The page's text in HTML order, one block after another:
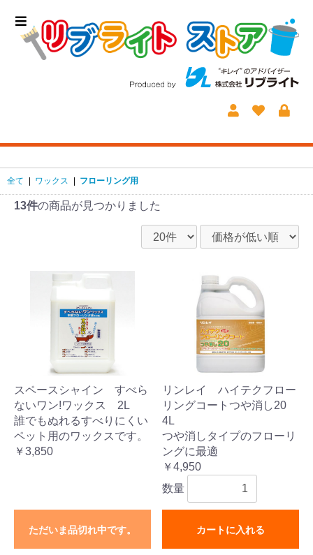
全て ワックス フローリング用
13件の商品が見つかりました
スペースシャイン すべら
ないワン!ワックス 2L
誰でもぬれるすべりにくい
ペット用のワックスです。
￥3,850
ただいま品切れ中です。
リンレイ ハイテクフロー
リングコートつや消し20
4L
つや消しタイプのフローリ
ングに最適
￥4,950
数量
カートに入れる